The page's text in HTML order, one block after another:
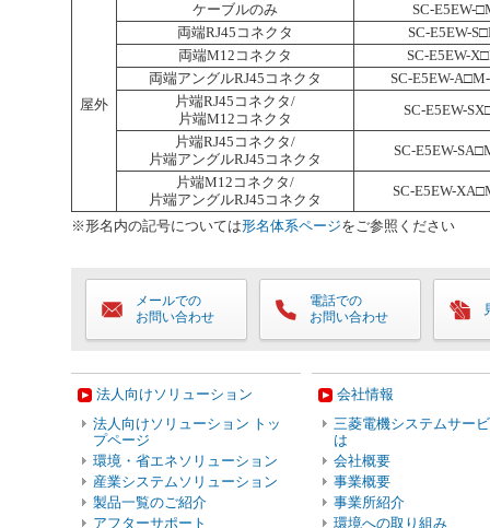
屋外
ケーブルのみ
SC-E5EW-
両端RJ45コネクタ
SC-E5EW-
両端M12コネクタ
SC-E5EW-
両端アングルRJ45コネクタ
SC-E5EW-
片端RJ45コネクタ/
片端M12コネクタ
SC-E5EW-
片端RJ45コネクタ/
片端アングルRJ45コネクタ
SC-E5EW-
片端M12コネクタ/
片端アングルRJ45コネクタ
SC-E5EW-
※形名内の記号については形名体系ページをご参照ください
メールでの
お問い合わせ
電話での
お問い合わせ
法人向けソリューション
法人向けソリューション トッ
プページ
環境・省エネソリューション
産業システムソリューション
製品一覧のご紹介
アフターサポート
会社情報
三菱電機システムサー
は
会社概要
事業概要
事業所紹介
環境への取り組み